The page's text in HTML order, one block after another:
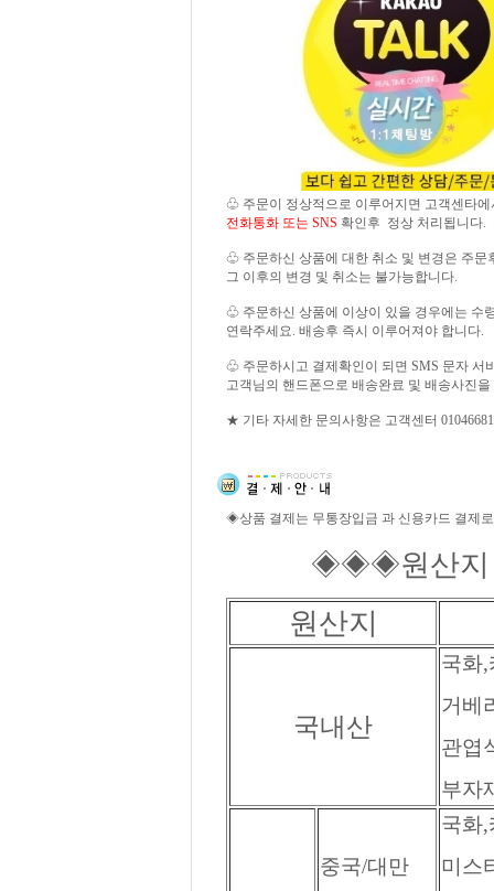
♧ 주문이 정상적으로 이루어지면 고객센타
전화통화 또는 SNS 확인후 정상 처리됩니다.
♧ 주문하신 상품에 대한 취소 및 변경은 주문
그 이후의 변경 및 취소는 불가능합니다.
♧ 주문하신 상품에 이상이 있을 경우에는 수
연락주세요. 배송후 즉시 이루어져야 합니다.
♧ 주문하시고 결제확인이 되면 SMS 문자 서
고객님의 핸드폰으로 배송완료 및 배송사진
★ 기타 자세한 문의사항은 고객센터
◈상품 결제는 무통장입금 과 신용카드 결제
◈◈◈원산지
원산지
국내산
국화
거베
관엽
부자
중국/대만
국화
미스